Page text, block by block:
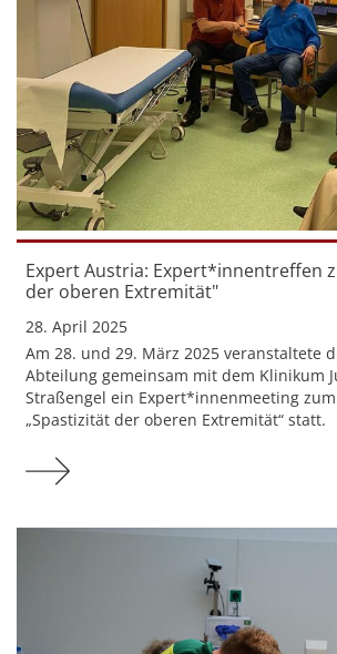
Expert Austria: Expert*innentreffen
der oberen Extremität"
28. April 2025
Am 28. und 29. März 2025 veranstaltete
Abteilung gemeinsam mit dem Klinikum
Straßengel ein Expert*innenmeeting
„Spastizität der oberen Extremität“ statt.